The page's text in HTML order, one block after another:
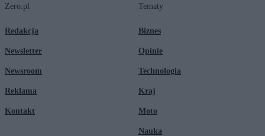
Zero.pl
Redakcja
Newsletter
Newsroom
Reklama
Kontakt
Tematy
Biznes
Opinie
Technologia
Kraj
Moto
Nauka